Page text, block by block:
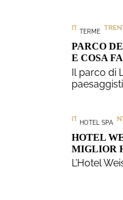
TERME
ITALIA >
PARCO
E COSA
Il parco di
HOTEL SPA
ITALIA >
HOTEL
MIGLIOR
L’Hotel